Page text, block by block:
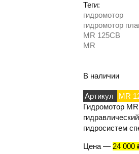
Теги:
гидромотор
гидромотор
MR 125CB
MR
В наличии
Артикул
MR
Гидромотор
гидросистем
Цена — 24 000